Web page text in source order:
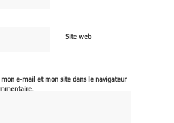
Site web
mon e-mail et mon site dans le navigateur